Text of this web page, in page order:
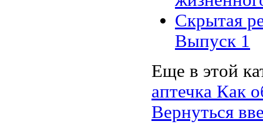
Скрытая
Выпуск 1
Еще в этой
аптечка Как
Вернуться